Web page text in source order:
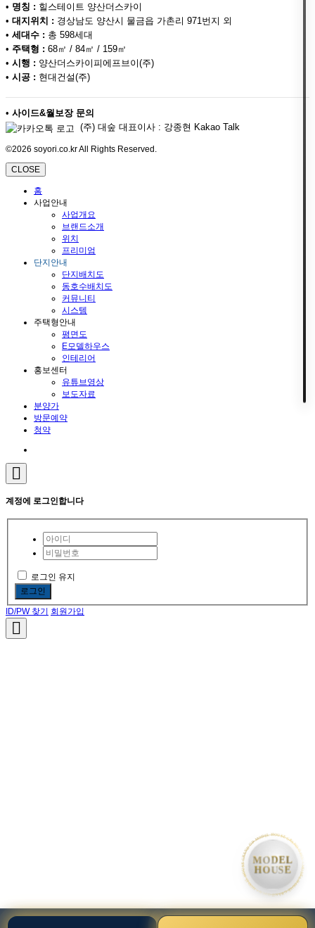
• 명칭 : 힐스테이트 양산더스카이
• 대지위치 : 경상남도 양산시 물금읍 가촌리 971번지 외
• 세대수 : 총 598세대
• 주택형 : 68㎡ / 84㎡ / 159㎡
• 시행 : 양산더스카이피에프브이(주)
• 시공 : 현대건설(주)
• 사이드&월보장 문의
(주) 대숲 대표이사 : 강종현 Kakao Talk
©2026 soyori.co.kr All Rights Reserved.
CLOSE
홈
사업안내
사업개요
브랜드소개
위치
프리미엄
단지안내
단지배치도
동호수배치도
커뮤니티
시스템
주택형안내
평면도
E모델하우스
인테리어
홍보센터
유튜브영상
보도자료
분양가
방문예약
청약
계정에 로그인합니다
로그인 유지
로그인
ID/PW 찾기 회원가입
• MODEL HOUSE GRAND OPEN • MODEL HOUSE GRAND OPEN •
MODEL
HOUSE